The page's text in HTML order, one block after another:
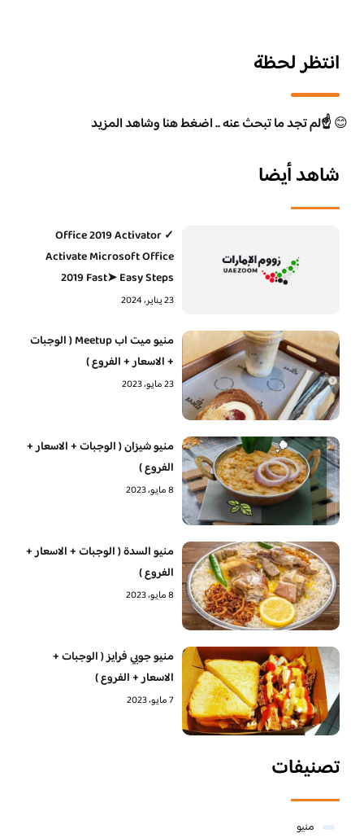
انتظر لحظة
😊☝️لم تجد ما تبحث عنه .. اضغط هنا وشاهد المزيد
شاهد أيضا
Office 2019 Activator ✓
Activate Microsoft Office
2019 Fast➤ Easy Steps
23 يناير، 2024
منيو ميت اب Meetup ( الوجبات
+ الاسعار + الفروع )
23 مايو، 2023
منيو شيزان ( الوجبات + الاسعار +
الفروع )
8 مايو، 2023
منيو السدة ( الوجبات + الاسعار +
الفروع )
8 مايو، 2023
منيو جوبي فرايز ( الوجبات +
الاسعار + الفروع )
7 مايو، 2023
تصنيفات
منيو